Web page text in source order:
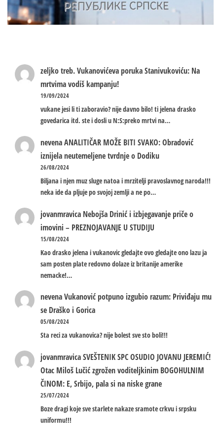
zeljko treb.Vukanovićeva poruka Stanivukoviću: Na
mrtvima vodiš kampanju!
19/09/2024
vukane jesi li ti zaboravio? nije davno bilo! ti jelena drasko
govedarica itd. ste i dosli u N:S:preko mrtvi na…
nevenaANALITIČAR MOŽE BITI SVAKO: Obradović
iznijela neutemeljene tvrdnje o Dodiku
26/08/2024
Biljana i njen muz sluge natoa i mrzitelji pravoslavnog naroda!!!
neka ide da pljuje po svojoj zemlji a ne po…
jovanmravica Nebojša Drinić i izbjegavanje priče o
imovini – PREZNOJAVANJE U STUDIJU
15/08/2024
Kao drasko jelena i vukanovic gledajte ovo gledajte ono lazu ja
sam posten plate redovno dolaze iz britanije amerike
nemacke!…
nevenaVukanović potpuno izgubio razum: Priviđaju mu
se Draško i Gorica
05/08/2024
Sta reci za vukanovica? nije bolest sve sto boli!!!
jovanmravicaSVEŠTENIK SPC OSUDIO JOVANU JEREMIĆ!
Otac Miloš Lučić zgrožen voditeljkinim BOGOHULNIM
ČINOM: E, Srbijo, pala si na niske grane
25/07/2024
Boze dragi koje sve starlete nakaze sramote crkvu i srpsku
uniformu!!!